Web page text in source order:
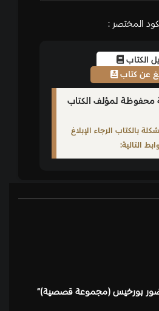
المختصر :
الكتاب
عن كتاب
محفوظة لمؤلف الكتاب
بالكتاب الرجاء الإبلاغ
التالية:
بورخيس (مجموعة قصصية)”